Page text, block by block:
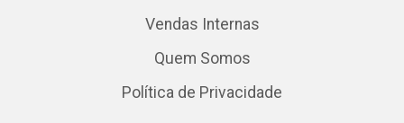
Vendas Internas
Quem Somos
Política de Privacidade